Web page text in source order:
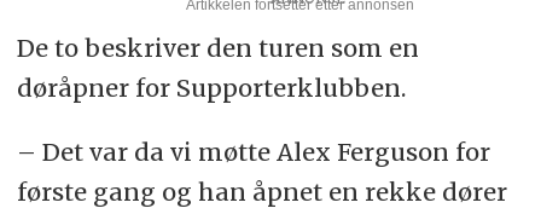
De to beskriver den turen som en
døråpner for Supporterklubben.
– Det var da vi møtte Alex Ferguson for
første gang og han åpnet en rekke dører